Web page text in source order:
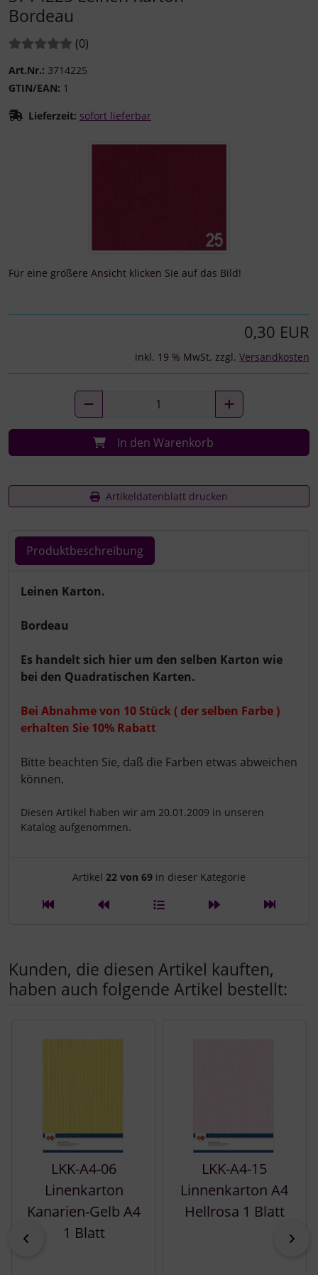
Bordeau
Bewertungen:
(0Bewertungen
)
Art.Nr.: 3714225
GTIN/EAN: 1
Lieferzeit: sofort lieferbar
Wenn mehr als ein Produktbild existiert, können Sie die
Für eine größere Ansicht klicken Sie auf das Bild!
0,30 EUR
inkl. 19 % MwSt. zzgl. Versandkosten
In den Warenkorb
Artikeldatenblatt drucken
Produktbeschreibung
Produktbeschreibung
Leinen Karton.
Bordeau
Es handelt sich hier um den selben Karton wie
bei den Quadratischen Karten.
Bei Abnahme von 10 Stück ( der selben Farbe )
erhalten Sie 10% Rabatt
Bitte beachten Sie, daß die Farben etwas abweichen
können.
Diesen Artikel haben wir am 20.01.2009 in unseren
Katalog aufgenommen.
Artikelnavigation innerhalb
Artikel 22 von 69 in dieser Kategorie
Kunden, die diesen Artikel kauften,
haben auch folgende Artikel bestellt:
zurück
LKK-A4-06
Linenkarton
Kanarien-Gelb A4
1 Blatt
LKK-A4-15
Linnenkarton A4
Hellrosa 1 Blatt